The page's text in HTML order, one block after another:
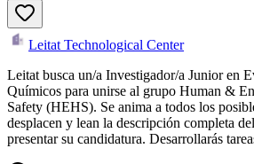
Leitat Technological Center
Leitat busca un/a Investigador/a Junior en
Químicos para unirse al grupo Human &
Safety (HEHS). Se anima a todos los
desplacen y lean la descripción completa
presentar su candidatura. Desarrollarás